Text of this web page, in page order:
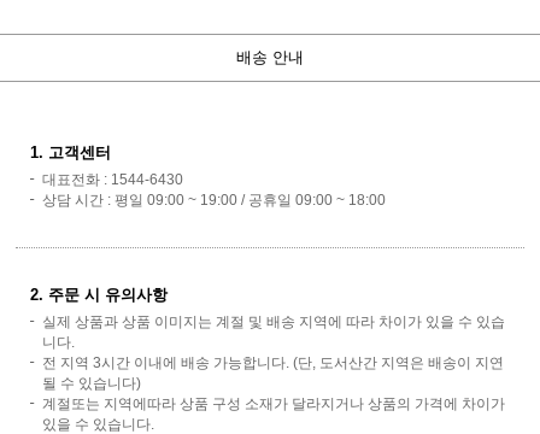
배송 안내
1. 고객센터
대표전화 : 1544-6430
상담 시간 : 평일 09:00 ~ 19:00 / 공휴일 09:00 ~ 18:00
2. 주문 시 유의사항
실제 상품과 상품 이미지는 계절 및 배송 지역에 따라 차이가 있을 수 있습
니다.
전 지역 3시간 이내에 배송 가능합니다. (단, 도서산간 지역은 배송이 지연
될 수 있습니다)
계절또는 지역에따라 상품 구성 소재가 달라지거나 상품의 가격에 차이가
있을 수 있습니다.